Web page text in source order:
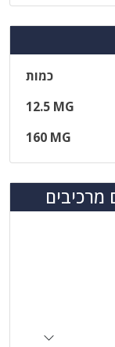
כמות
12.5 MG
160 MG
מרכיבים